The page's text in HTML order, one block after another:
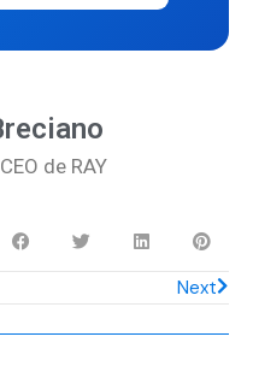
de RAY
Next